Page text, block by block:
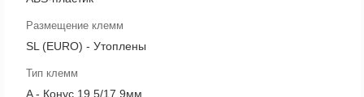
Размещение клемм
SL (EURO) - Утоплены
Тип клемм
A - Конус 19,5/17,9мм